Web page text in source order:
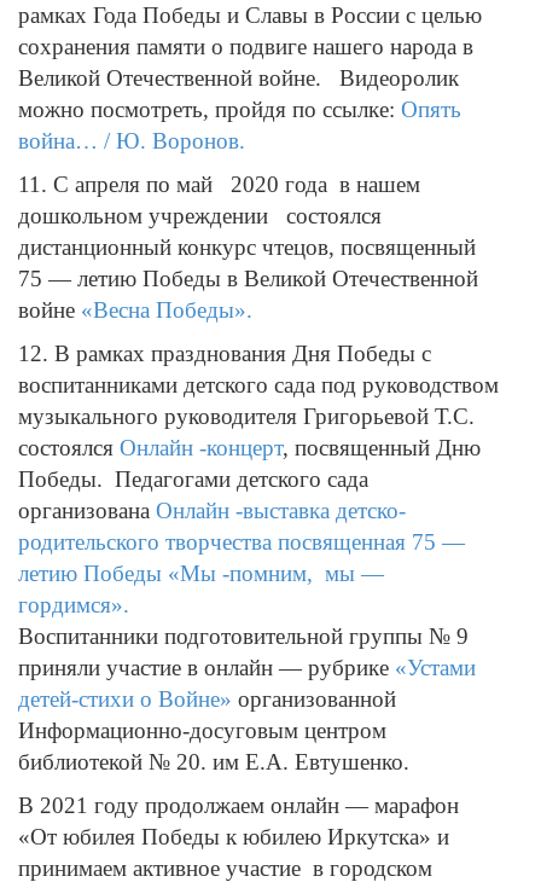
рамках Года Победы и Славы в России с целью
сохранения памяти о подвиге нашего народа в
Великой Отечественной войне. Видеоролик
можно посмотреть, пройдя по ссылке: Опять
война… / Ю. Воронов.
11. С апреля по май 2020 года в нашем
дошкольном учреждении состоялся
дистанционный конкурс чтецов, посвященный
75 — летию Победы в Великой Отечественной
войне «Весна Победы».
12. В рамках празднования Дня Победы с
воспитанниками детского сада под руководством
музыкального руководителя Григорьевой Т.С.
состоялся Онлайн -концерт, посвященный Дню
Победы. Педагогами детского сада
организована Онлайн -выставка детско-
родительского творчества посвященная 75 —
летию Победы «Мы -помним, мы —
гордимся».
Воспитанники подготовительной группы № 9
приняли участие в онлайн — рубрике «Устами
детей-стихи о Войне» организованной
Информационно-досуговым центром
библиотекой № 20. им Е.А. Евтушенко.
В 2021 году продолжаем онлайн — марафон
«От юбилея Победы к юбилею Иркутска» и
принимаем активное участие в городском